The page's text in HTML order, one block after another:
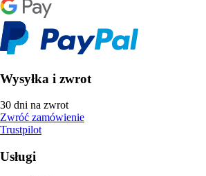
Wysyłka i zwrot
30 dni na zwrot
Zwróć zamówienie
Trustpilot
Usługi